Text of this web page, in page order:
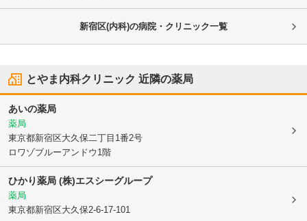
新宿区(内科)の病院・クリニック一覧
とやま内科クリニック 近隣の薬局
あいの薬局
薬局
東京都新宿区大久保二丁目1番2号
ロワゾブルーアンドウ1階
ひかり薬局 (株)エスシーグループ
薬局
東京都新宿区大久保2-6-17-101